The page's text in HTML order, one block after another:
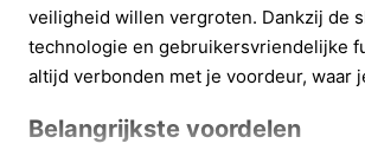
veiligheid willen vergroten. Dankzij de
technologie en gebruikersvriendelijke
altijd verbonden met je voordeur, waar
Belangrijkste voordelen